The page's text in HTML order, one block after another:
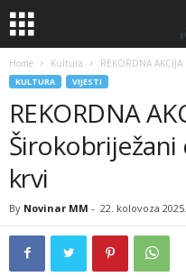
Home Kultura REKORDNA
KULTURA VIJESTI
REKORDNA
Širokobriježani
krvi
By Novinar MM - 22. kolovoza 2025.